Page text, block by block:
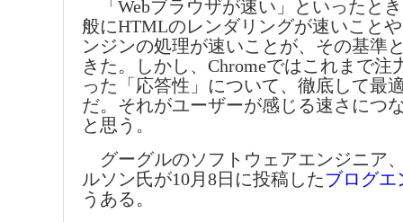
「Webブラウザが速い」といったと
般にHTMLのレンダリングが速いことや
ンジンの処理が速いことが、その基準
きた。しかし、Chromeではこれまで注
った「応答性」について、徹底して最
だ。それがユーザーが感じる速さにつ
と思う。
グーグルのソフトウェアエンジニア
ルソン氏が10月8日に投稿したブログエ
うある。